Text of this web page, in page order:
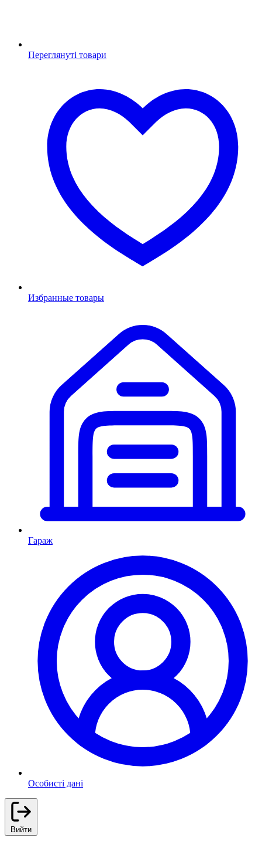
Переглянуті товари
Избранные товары
Гараж
Особисті дані
Вийти